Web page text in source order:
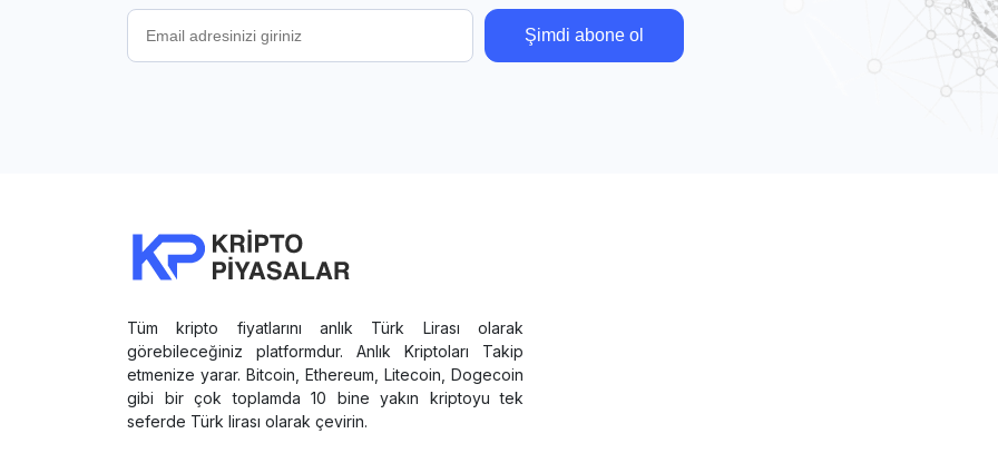
Şimdi abone ol
Tüm kripto fiyatlarını anlık Türk Lirası olarak
görebileceğiniz platformdur. Anlık Kriptoları Takip
etmenize yarar. Bitcoin, Ethereum, Litecoin, Dogecoin
gibi bir çok toplamda 10 bine yakın kriptoyu tek
seferde Türk lirası olarak çevirin.